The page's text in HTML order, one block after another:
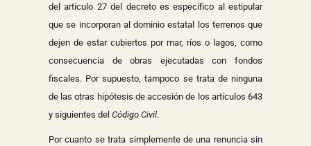
del artículo 27 del decreto es específico al estipular
que se incorporan al dominio estatal los terrenos que
dejen de estar cubiertos por mar, ríos o lagos, como
consecuencia de obras ejecutadas con fondos
fiscales. Por supuesto, tampoco se trata de ninguna
de las otras hipótesis de accesión de los artículos 643
y siguientes del Código Civil.
Por cuanto se trata simplemente de una renuncia sin